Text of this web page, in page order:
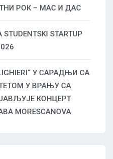
РОК – МАС И ДАС
STARTUP
У САРАДЊИ СА
У ВРАЊУ СА
КОНЦЕРТ
MORESCANOVA